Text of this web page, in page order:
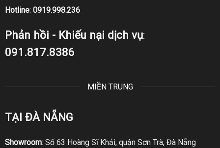
Hotline: 0919.998.236
Phản hồi - Khiếu nại dịch vụ:
091.817.8386
MIỀN TRUNG
TẠI ĐÀ NẴNG
Showroom: Số 63 Hoàng Sĩ Khải, quận Sơn Trà, Đà Nẵng